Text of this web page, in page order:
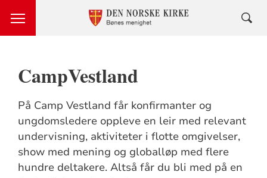
CampVestland
På Camp Vestland får konfirmanter og
ungdomsledere oppleve en leir med relevant
undervisning, aktiviteter i flotte omgivelser,
show med mening og globalløp med flere
hundre deltakere. Altså får du bli med på en